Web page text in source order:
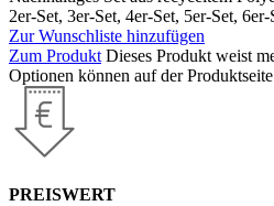
2er-Set, 3er-Set, 4er-Set, 5er-Set, 6er-
Zur Wunschliste hinzufügen
Zum Produkt Dieses Produkt weist
Optionen können auf der
PREISWERT